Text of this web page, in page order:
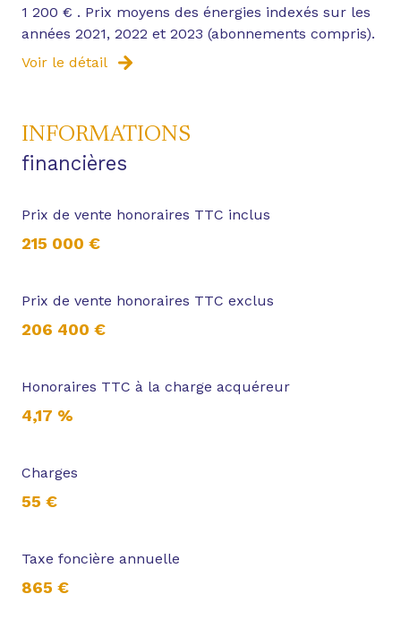
1 200 € . Prix moyens des énergies indexés sur les
années 2021, 2022 et 2023 (abonnements compris).
Voir le détail
INFORMATIONS
financières
Prix de vente honoraires TTC inclus
215 000 €
Prix de vente honoraires TTC exclus
206 400 €
Honoraires TTC à la charge acquéreur
4,17 %
Charges
55 €
Taxe foncière annuelle
865 €